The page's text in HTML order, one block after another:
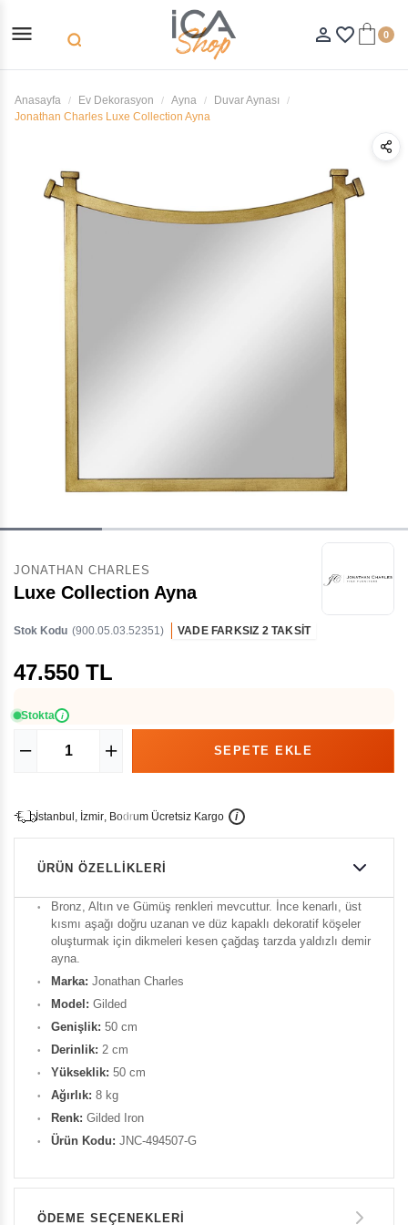
menu search person_outline favorite_border 0
Anasayfa Ev Dekorasyon Ayna
Duvar Aynası
Jonathan Charles Luxe Collection Ayna
JONATHAN CHARLES
Luxe Collection Ayna
Stok Kodu (900.05.03.52351) VADE FARKSIZ 2 TAKSİT
47.550 TL
Stokta i
İstanbu , İzmir, Bodrum Ücretsiz Kargo i
ÜRÜN ÖZELLIKLERI
Bronz, Altın ve Gümüş renkleri mevcuttur. İnce kenarlı, üst
kısmı aşağı doğru uzanan ve düz kapaklı dekoratif köşeler
oluşturmak için dikmeleri kesen çağdaş tarzda yaldızlı demir
ayna.
Marka: Jonathan Charles
Model: Gilded
Genişlik: 50 cm
Derinlik: 2 cm
Yükseklik: 50 cm
Ağırlık: 8 kg
Renk: Gilded Iron
Ürün Kodu: JNC-494507-G
ÖDEME SEÇENEKLERI